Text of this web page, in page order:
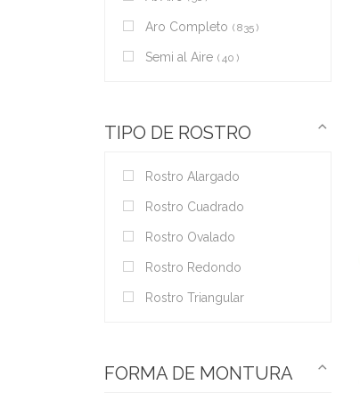
Aro Completo 835
Semi al Aire 40
TIPO DE ROSTRO
Rostro Alargado
Rostro Cuadrado
Rostro Ovalado
Rostro Redondo
Rostro Triangular
FORMA DE MONTURA